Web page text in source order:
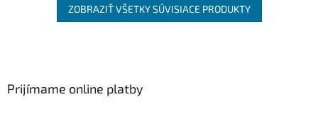
ZOBRAZIŤ VŠETKY SÚVISIACE PRODUKTY
Prijímame online platby